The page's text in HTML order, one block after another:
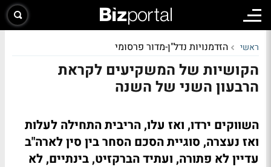
ראשי הזדמנויות נדל"ן-מדור פרסומי
הקושיות של המשקיעים לקראת
הרבעון השני של השנה
השווקים ירדו, ואז עלו, הריבית התחילה לעלות
ואז נעצרה, סוגיית הסכם הסחר בין סין לארה"ב
עדיין לא פתורה, ועתיד הברקזיט, בינתיים, לא